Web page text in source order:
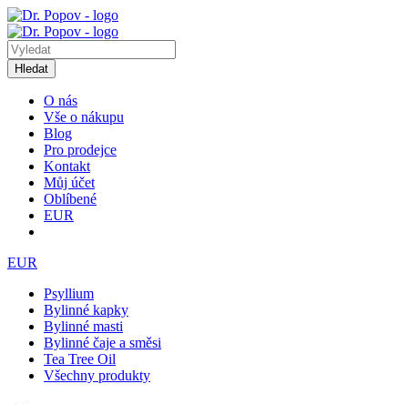
Hledat
O nás
Vše o nákupu
Blog
Pro prodejce
Kontakt
Můj účet
Oblíbené
EUR
EUR
Psyllium
Bylinné kapky
Bylinné masti
Bylinné čaje a směsi
Tea Tree Oil
Všechny produkty